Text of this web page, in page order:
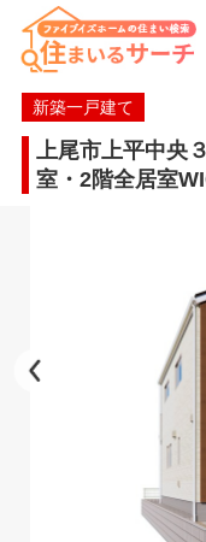
新築一戸建て
上尾市上平中央
室・2階全居室